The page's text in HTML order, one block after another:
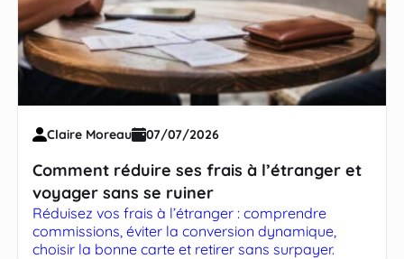
Claire Moreau 07/07/2026
Comment réduire ses frais à l’étranger et
voyager sans se ruiner
Réduisez vos frais à l’étranger : comprendre
commissions, éviter la conversion dynamique,
choisir la bonne carte et retirer sans surpayer.